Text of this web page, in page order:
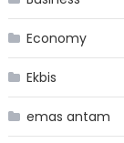
Economy
Ekbis
emas antam